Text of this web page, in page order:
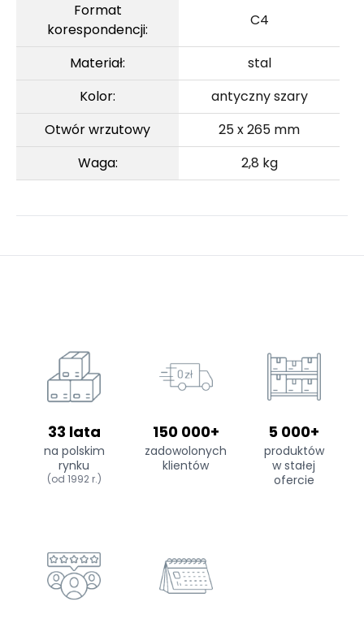
Format
korespondencji:
C4
Materiał:
stal
Kolor:
antyczny szary
Otwór wrzutowy
25 x 265 mm
Waga:
2,8 kg
33 lata
na polskim
rynku
(od 1992 r.)
150 000+
zadowolonych
klientów
5 000+
produktów
w stałej
ofercie